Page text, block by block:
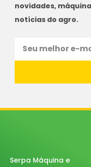
novidades,
notícias do agro.
Serpa Máquina e